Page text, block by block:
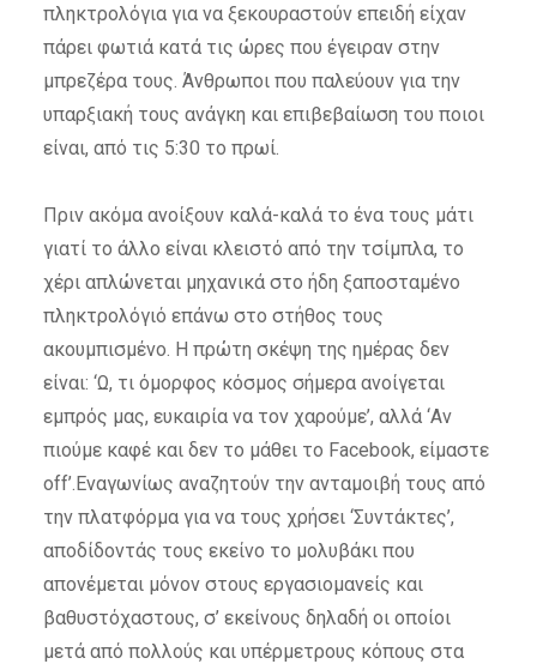
πληκτρολόγια για να ξεκουραστούν επειδή είχαν
πάρει φωτιά κατά τις ώρες που έγειραν στην
μπρεζέρα τους. Άνθρωποι που παλεύουν για την
υπαρξιακή τους ανάγκη και επιβεβαίωση του ποιοι
είναι, από τις 5:30 το πρωί.
Πριν ακόμα ανοίξουν καλά-καλά το ένα τους μάτι
γιατί το άλλο είναι κλειστό από την τσίμπλα, το
χέρι απλώνεται μηχανικά στο ήδη ξαποσταμένο
πληκτρολόγιό επάνω στο στήθος τους
ακουμπισμένο. Η πρώτη σκέψη της ημέρας δεν
είναι: ‘Ω, τι όμορφος κόσμος σήμερα ανοίγεται
εμπρός μας, ευκαιρία να τον χαρούμε’, αλλά ‘Αν
πιούμε καφέ και δεν το μάθει το Facebook, είμαστε
off’.Εναγωνίως αναζητούν την ανταμοιβή τους από
την πλατφόρμα για να τους χρήσει ‘Συντάκτες’,
αποδίδοντάς τους εκείνο το μολυβάκι που
απονέμεται μόνον στους εργασιομανείς και
βαθυστόχαστους, σ’ εκείνους δηλαδή οι οποίοι
μετά από πολλούς και υπέρμετρους κόπους στα